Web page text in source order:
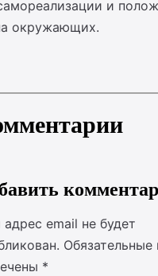
и
окружающих.
email не будет
Обязательные
*